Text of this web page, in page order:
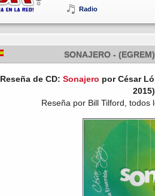
Radio
SONAJERO -
Reseña de CD: Sonajero por César
2015)
Reseña por Bill Tilford, todos